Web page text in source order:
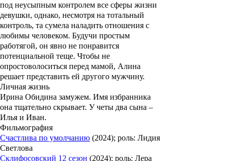
под неусыпным контролем все сферы жизни
девушки, однако, несмотря на тотальный
контроль, та сумела наладить отношения с
любимы человеком. Будучи простым
работягой, он явно не понравится
потенциальной теще. Чтобы не
опростоволоситься перед мамой, Алина
решает представить ей другого мужчину.
Личная жизнь
Ирина Обидина замужем. Имя избранника
она тщательно скрывает. У четы два сына –
Илья и Иван.
Фильмография
Счастлива по умолчанию (2024); роль: Лидия
Светлова
Склифосовский 12 сезон (2024); роль: Лера